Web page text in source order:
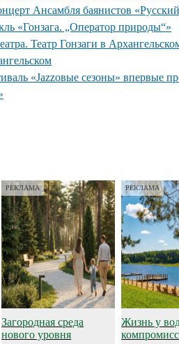
Ансамбля баянистов
«Гонзага. „Оператор природы“»
Театр Гонзаги в
«Jazzовые сезоны» впервые
РЕКЛАМА
Загородная среда
нового уровня
РЕКЛАМА
Жизнь у